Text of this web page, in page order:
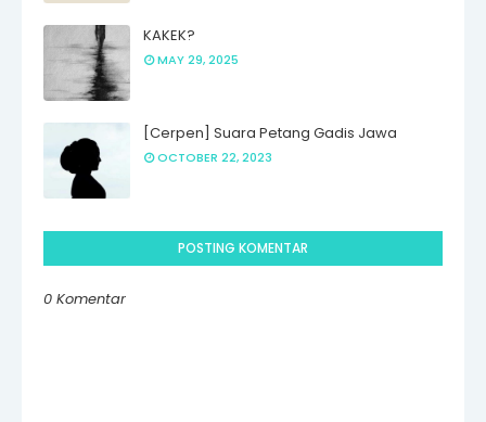
KAKEK?
MAY 29, 2025
[Cerpen] Suara Petang Gadis Jawa
OCTOBER 22, 2023
POSTING KOMENTAR
0 Komentar